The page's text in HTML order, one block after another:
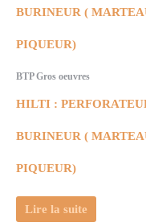
BTP Gros oeuvres
HILTI :
BURINEUR (
PIQUEUR)
Lire la suite